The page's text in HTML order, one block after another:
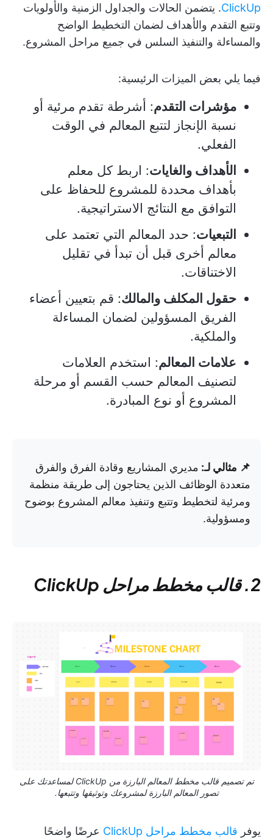
ClickUp. يتضمن الحالات والجداول الزمنية والأولويات
وتتبع التقدم والأهداف لضمان التخطيط الواضح
والمساءلة والتنفيذ السلس في جميع مراحل المشروع.
فيما يلي بعض الميزات الرئيسية:
مؤشرات التقدم: أشرطة تقدم مرئية أو
نسبة الإنجاز لتتبع المعالم في الوقت
الفعلي.
الأهداف والغايات: اربط كل معلم
بأهداف محددة للمشروع للحفاظ على
التوافق مع النتائج الاستراتيجية.
التبعيات: حدد المعالم التي تعتمد على
معالم أخرى قبل أن تبدأ في تقليل
الاختناقات.
حقول المكلف والمالك: قم بتعيين أعضاء
الفريق المسؤولين لضمان المساءلة
والملكية.
علامات المعالم: استخدم العلامات
لتصنيف المعالم حسب القسم أو مرحلة
المشروع أو نوع المبادرة.
📌 مثالي لـ: مديري المشاريع وقادة الفرق والفرق
متعددة الوظائف الذين يحتاجون إلى طريقة منظمة
ومرئية لتخطيط وتتبع وتنفيذ معالم المشروع بوضوح
ومسؤولية.
2. قالب مخطط مراحل ClickUp
تم تصميم قالب مخطط المعالم البارزة من ClickUp لمساعدتك على
تصور المعالم البارزة لمشروعك وتوثيقها وتتبعها.
يوفر قالب مخطط مراحل ClickUp
عرضًا واضحًا